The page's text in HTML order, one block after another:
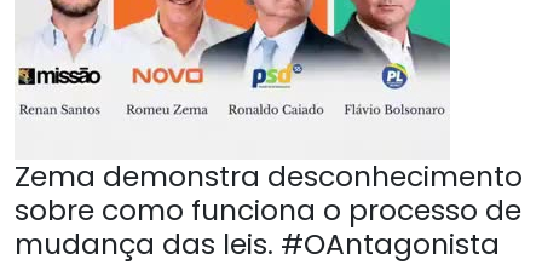
Zema demonstra desconhecimento
sobre como funciona o processo de
mudança das leis. #OAntagonista